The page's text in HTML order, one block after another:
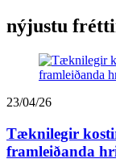
nýjustu
23/04/26
Tæknilegir
framleiðanda